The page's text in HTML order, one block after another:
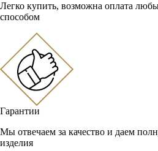
Легко купить, возможна оплата
способом
Гарантии
Мы отвечаем за качество и даем
изделия